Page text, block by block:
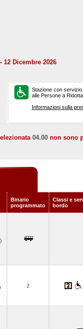
12 Dicembre 2026
Stazione con
alle Persone a
Informazioni sulla
04.00 non sono
Binario
programmato
Classi e
bordo
2